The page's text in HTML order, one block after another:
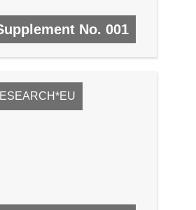
No. 001